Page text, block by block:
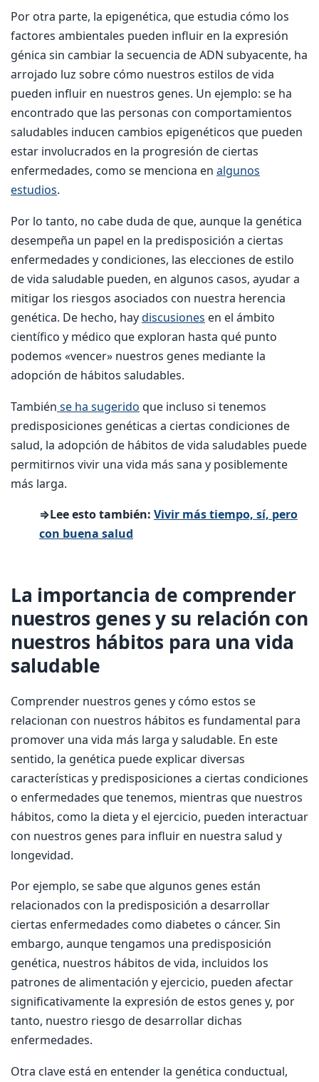
Por otra parte, la epigenética, que estudia cómo los
factores ambientales pueden influir en la expresión
génica sin cambiar la secuencia de ADN subyacente, ha
arrojado luz sobre cómo nuestros estilos de vida
pueden influir en nuestros genes. Un ejemplo: se ha
encontrado que las personas con comportamientos
saludables inducen cambios epigenéticos que pueden
estar involucrados en la progresión de ciertas
enfermedades, como se menciona en algunos
estudios.
Por lo tanto, no cabe duda de que, aunque la genética
desempeña un papel en la predisposición a ciertas
enfermedades y condiciones, las elecciones de estilo
de vida saludable pueden, en algunos casos, ayudar a
mitigar los riesgos asociados con nuestra herencia
genética. De hecho, haydiscusiones en el ámbito
científico y médico que exploran hasta qué punto
podemos «vencer» nuestros genes mediante la
adopción de hábitos saludables.
También se ha sugerido que incluso si tenemos
predisposiciones genéticas a ciertas condiciones de
salud, la adopción de hábitos de vida saludables puede
permitirnos vivir una vida más sana y posiblemente
más larga.
⇒Lee esto también: Vivir más tiempo, sí, pero
con buena salud
La importancia de comprender
nuestros genes y su relación con
nuestros hábitos para una vida
saludable
Comprender nuestros genes y cómo estos se
relacionan con nuestros hábitos es fundamental para
promover una vida más larga y saludable. En este
sentido, la genética puede explicar diversas
características y predisposiciones a ciertas condiciones
o enfermedades que tenemos, mientras que nuestros
hábitos, como la dieta y el ejercicio, pueden interactuar
con nuestros genes para influir en nuestra salud y
longevidad.
Por ejemplo, se sabe que algunos genes están
relacionados con la predisposición a desarrollar
ciertas enfermedades como diabetes o cáncer. Sin
embargo, aunque tengamos una predisposición
genética, nuestros hábitos de vida, incluidos los
patrones de alimentación y ejercicio, pueden afectar
significativamente la expresión de estos genes y, por
tanto, nuestro riesgo de desarrollar dichas
enfermedades.
Otra clave está en entender la genética conductual,